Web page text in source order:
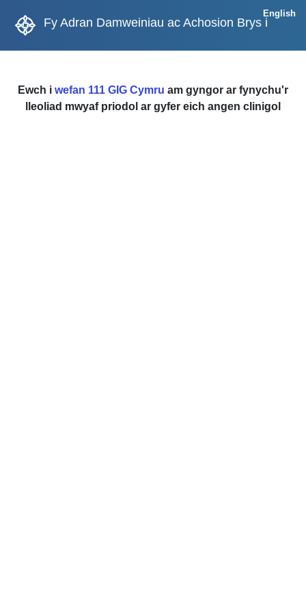
Fy Adran Damweiniau ac Achosion Brys i
English
Ewch i wefan 111 GIG Cymru am gyngor ar fynychu'r
lleoliad mwyaf priodol ar gyfer eich angen clinigol